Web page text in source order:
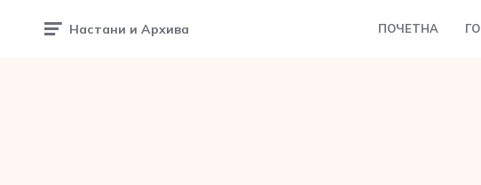
Настани и Архива ПОЧЕТНА